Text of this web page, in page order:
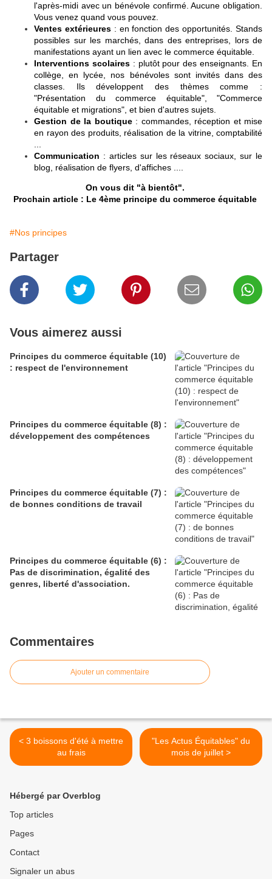
l'après-midi avec un bénévole confirmé. Aucune obligation.
Vous venez quand vous pouvez.
Ventes extérieures: en fonction des opportunités. Stands
possibles sur les marchés, dans des entreprises, lors de
manifestations ayant un lien avec le commerce équitable.
Interventions scolaires: plutôt pour des enseignants. En
collège, en lycée, nos bénévoles sont invités dans des
classes. Ils développent des thèmes comme :
"Présentation du commerce équitable", "Commerce
équitable et migrations", et bien d'autres sujets.
Gestion de la boutique: commandes, réception et mise
en rayon des produits, réalisation de la vitrine, comptabilité
Communication : articles sur les réseaux sociaux, sur le
blog, réalisation de flyers, d'affiches ....
On vous dit "à bientôt".
Prochain article : Le 4ème principe du commerce équitable
#Nos principes
Partager
Vous aimerez aussi
Principes du commerce équitable (10)
: respect de l'environnement
Principes du commerce équitable (8) :
développement des compétences
Principes du commerce équitable (7) :
de bonnes conditions de travail
Principes du commerce équitable (6) :
Pas de discrimination, égalité des
genres, liberté d'association.
Commentaires
Ajouter un commentaire
< 3 boissons d'été à mettre
au frais
"Les Actus Équitables" du
mois de juillet >
Hébergé par Overblog
Top articles
Pages
Contact
Signaler un abus